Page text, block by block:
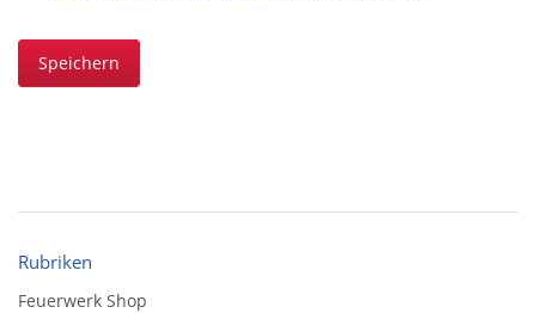
Speichern
Rubriken
Feuerwerk Shop